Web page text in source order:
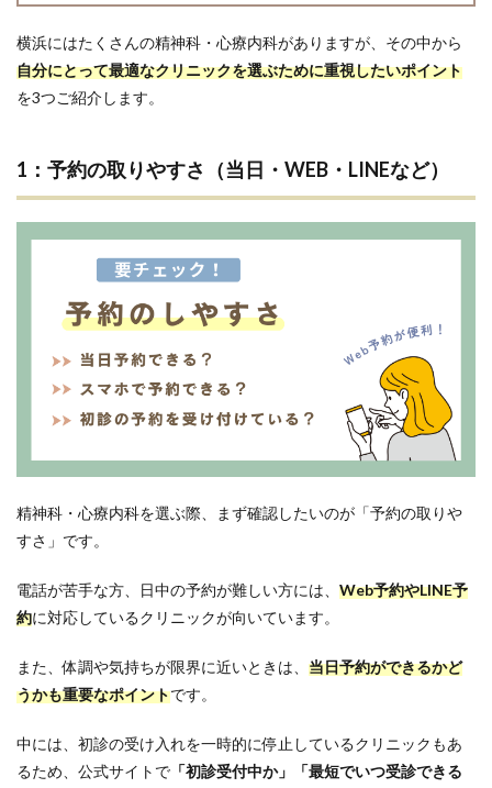
横浜にはたくさんの精神科・心療内科がありますが、その中から
自分にとって最適なクリニックを選ぶために重視したいポイント
を3つご紹介します。
1：予約の取りやすさ（当日・WEB・LINEなど）
精神科・心療内科を選ぶ際、まず確認したいのが「予約の取りや
すさ」です。
電話が苦手な方、日中の予約が難しい方には、 Web予約やLINE予
約に対応しているクリニックが向いています。
また、体調や気持ちが限界に近いときは、 当日予約ができるかど
うかも重要なポイントです。
中には、初診の受け入れを一時的に停止しているクリニックもあ
るため、公式サイトで 「初診受付中か」「最短でいつ受診できる